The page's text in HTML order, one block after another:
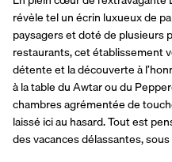
révèle tel un écrin luxueux de
paysagers et doté de plusieurs
restaurants, cet établissement
détente et la découverte à
à la table du Awtar ou du
chambres agrémentée de
laissé ici au hasard. Tout est
des vacances délassantes,